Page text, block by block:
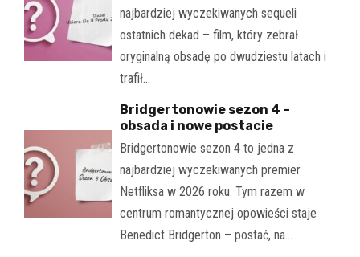
najbardziej wyczekiwanych sequeli
ostatnich dekad – film, który zebrał
oryginalną obsadę po dwudziestu latach i
trafił…
Bridgertonowie sezon 4 –
obsada i nowe postacie
Bridgertonowie sezon 4 to jedna z
najbardziej wyczekiwanych premier
Netfliksa w 2026 roku. Tym razem w
centrum romantycznej opowieści staje
Benedict Bridgerton – postać, na…